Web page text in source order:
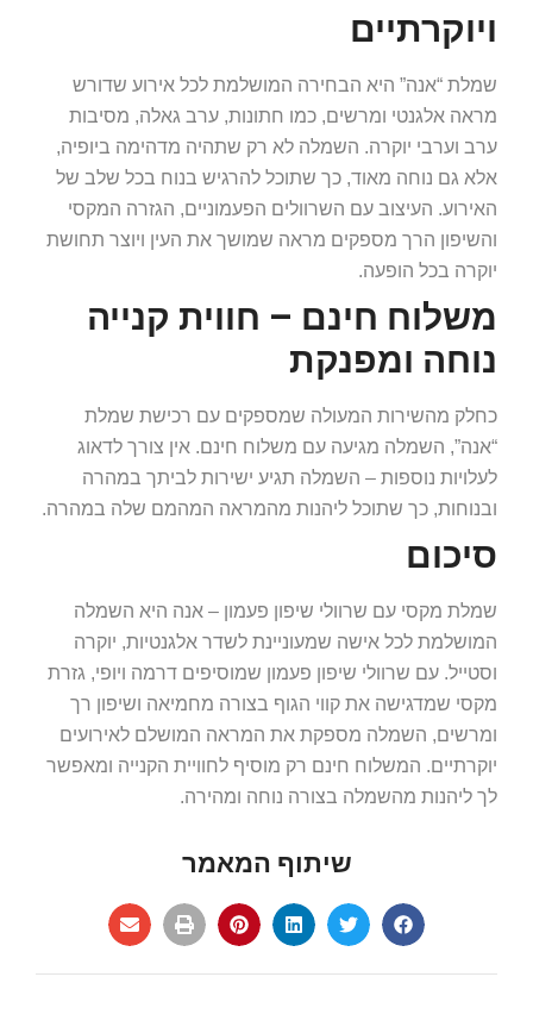
ויוקרתיים
שמלת “אנה” היא הבחירה המושלמת לכל אירוע שדורש
מראה אלגנטי ומרשים, כמו חתונות, ערב גאלה, מסיבות
ערב וערבי יוקרה. השמלה לא רק שתהיה מדהימה ביופיה,
אלא גם נוחה מאוד, כך שתוכל להרגיש בנוח בכל שלב של
האירוע. העיצוב עם השרוולים הפעמוניים, הגזרה המקסי
והשיפון הרך מספקים מראה שמושך את העין ויוצר תחושת
יוקרה בכל הופעה.
משלוח חינם – חווית קנייה
נוחה ומפנקת
כחלק מהשירות המעולה שמספקים עם רכישת שמלת
“אנה”, השמלה מגיעה עם משלוח חינם. אין צורך לדאוג
לעלויות נוספות – השמלה תגיע ישירות לביתך במהרה
ובנוחות, כך שתוכל ליהנות מהמראה המהמם שלה במהרה.
סיכום
שמלת מקסי עם שרוולי שיפון פעמון – אנה היא השמלה
המושלמת לכל אישה שמעוניינת לשדר אלגנטיות, יוקרה
וסטייל. עם שרוולי שיפון פעמון שמוסיפים דרמה ויופי, גזרת
מקסי שמדגישה את קווי הגוף בצורה מחמיאה ושיפון רך
ומרשים, השמלה מספקת את המראה המושלם לאירועים
יוקרתיים. המשלוח חינם רק מוסיף לחוויית הקנייה ומאפשר
לך ליהנות מהשמלה בצורה נוחה ומהירה.
שיתוף המאמר